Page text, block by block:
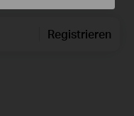
Registrieren